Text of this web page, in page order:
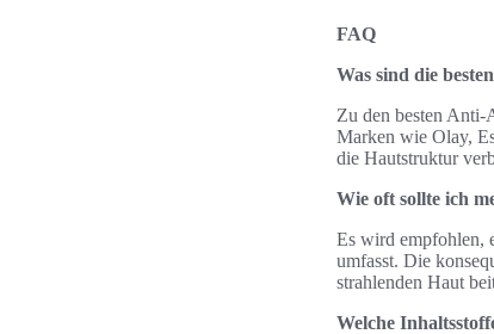
FAQ
Was sind die
Zu den besten Anti-
Marken wie Olay,
die Hautstruktur
Wie oft sollte ich
Es wird empfohlen,
umfasst. Die
strahlenden Haut
Welche